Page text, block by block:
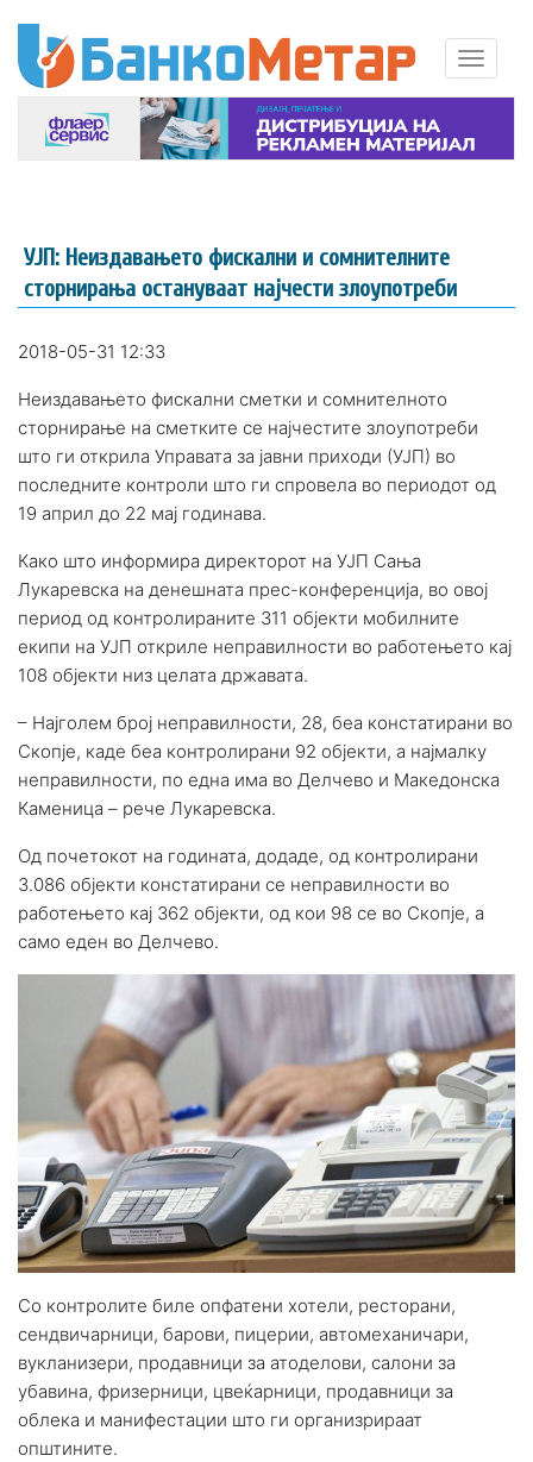
УЈП: Неиздавањето фискални и сомнителните
сторнирања остануваат најчести злоупотреби
2018-05-31 12:33
Неиздавањето фискални сметки и сомнителното
сторнирање на сметките се најчестите злоупотреби
што ги открила Управата за јавни приходи (УЈП) во
последните контроли што ги спровела во периодот од
19 април до 22 мај годинава.
Како што информира директорот на УЈП Сања
Лукаревска на денешната прес-конференција, во овој
период од контролираните 311 објекти мобилните
екипи на УЈП откриле неправилности во работењето кај
108 објекти низ целата државата.
– Најголем број неправилности, 28, беа констатирани во
Скопје, каде беа контролирани 92 објекти, а најмалку
неправилности, по една има во Делчево и Македонска
Каменица – рече Лукаревска.
Од почетокот на годината, додаде, од контролирани
3.086 објекти констатирани се неправилности во
работењето кај 362 објекти, од кои 98 се во Скопје, а
само еден во Делчево.
Со контролите биле опфатени хотели, ресторани,
сендвичарници, барови, пицерии, автомеханичари,
вукланизери, продавници за атоделови, салони за
убавина, фризерници, цвеќарници, продавници за
облека и манифестации што ги организрираат
општините.